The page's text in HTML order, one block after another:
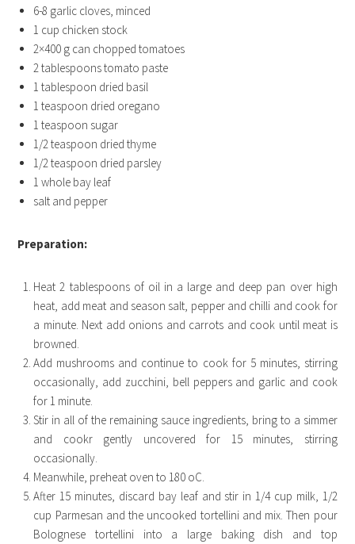
6-8 garlic cloves, minced
1 cup chicken stock
2×400 g can chopped tomatoes
2tablespoonstomato paste
1 tablespoon dried basil
1 teaspoon dried oregano
1 teaspoon sugar
1/2teaspoon dried thyme
1/2teaspoon dried parsley
1 whole bay leaf
salt and pepper
Preparation:
Heat 2 tablespoons of oil in a large and deep pan over high
heat, add meat and season salt, pepper and chilli and cook for
a minute. Next add onions and carrots and cook until meat is
browned.
Add mushrooms and continue to cook for 5 minutes, stirring
occasionally, add zucchini, bell peppers and garlic and cook
for 1 minute.
Stir in all of the remaining sauce ingredients, bring to a simmer
and cookr gently uncovered for 15 minutes, stirring
occasionally.
Meanwhile, preheat oven to 180 oC.
After 15 minutes, discard bay leaf and stir in 1/4 cup milk, 1/2
cup Parmesan and the uncooked tortellini and mix. Then pour
Bolognese tortellini into a large baking dish and top